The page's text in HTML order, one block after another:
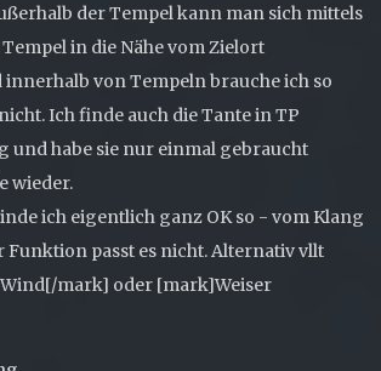
der Tempel kann man sich mittels
in die Nähe vom Zielort
von Tempeln brauche ich so
Ich finde auch die Tante in TP
und habe sie nur einmal gebraucht
wieder.
ich eigentlich ganz OK so - vom Klang
Funktion passt es nicht. Alternativ vllt
mark] oder [mark]Weiser